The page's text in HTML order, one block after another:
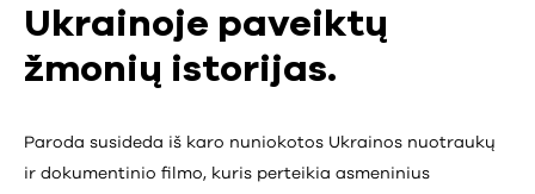
Ukrainoje paveiktų
žmonių istorijas.
Paroda susideda iš karo nuniokotos Ukrainos nuotraukų
ir dokumentinio filmo, kuris perteikia asmeninius